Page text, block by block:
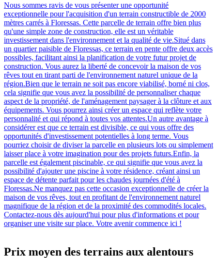
Nous sommes ravis de vous présenter une opportunité
exceptionnelle pour l'acquisition d'un terrain constructible de 2000
mètres carrés à Floressas. Cette parcelle de terrain offre bien plus
qu'une simple zone de construction, elle est un véritable
investissement dans l'environnement et la qualité de vie.Situé dans
un quartier paisible de Floressas, ce terrain en pente offre deux accès
possibles, facilitant ainsi la planification de votre futur projet de
construction. Vous aurez la liberté de concevoir la maison de vos
rêves tout en tirant parti de l'environnement naturel unique de la
région.Bien que le terrain ne soit pas encore viabilisé, borné ni clos,
cela signifie que vous avez la possibilité de personnaliser chaque
aspect de la propriété, de l'aménagement paysager à la clôture et aux
équipements. Vous pourrez ainsi créer un espace qui reflète votre
personnalité et qui répond à toutes vos attentes.Un autre avantage à
considérer est que ce terrain est divisible, ce qui vous offre des
opportunités d'investissement potentielles à long terme. Vous
pourriez choisir de diviser la parcelle en plusieurs lots ou simplement
laisser place à votre imagination pour des projets futurs.Enfin, la
parcelle est également piscinable, ce qui signifie que vous avez la
possibilité d'ajouter une piscine à votre résidence, créant ainsi un
espace de détente parfait pour les chaudes journées d'été à
Floressas.Ne manquez pas cette occasion exceptionnelle de créer la
maison de vos rêves, tout en profitant de l'environnement naturel
magnifique de la région et de la proximité des commodités locales.
Contactez-nous dès aujourd'hui pour plus d'informations et pour
organiser une visite sur place. Votre avenir commence ici !
Prix moyen des terrains aux alentours